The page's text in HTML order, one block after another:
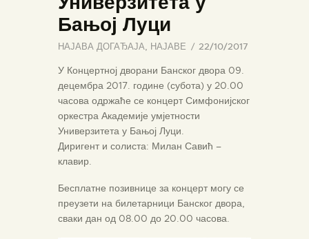
Бањој Луци
НАЈАВА ДОГАЂАЈА, НАЈАВЕ 22/10/2017
У Концертној дворани Банског двора 09.
децембра 2017. године (субота) у 20.00
часова одржаће се концерт Симфонијског
оркестра Академије умјетности
Универзитета у Бањој Луци.
Диригент и солиста: Милан Савић –
клавир.
Бесплатне позивнице за концерт могу се
преузети на билетарници Банског двора,
сваки дан од 08.00 до 20.00 часова.